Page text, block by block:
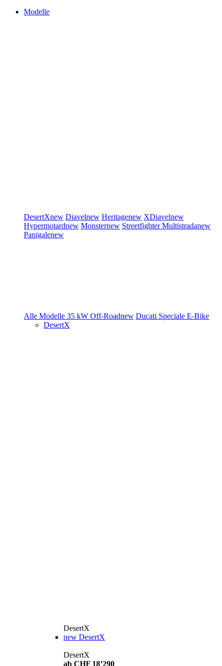
Modelle
DesertXnew Diavelnew Heritagenew XDiavelnew
Hypermotardnew Monsternew StreetfighterMultistradanew
Panigalenew
Alle Modelle 35 kW Off-Roadnew Ducati Speciale E-Bike
DesertX
DesertX
new DesertX
DesertX
ab CHF 18’290